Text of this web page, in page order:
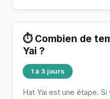
⏱️ Combien de
Yai ?
1 à 3 jours
Hat Yai est une étape.